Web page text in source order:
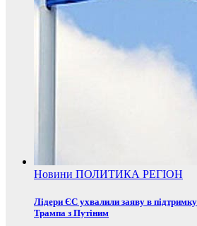
Новини ПОЛИТИКА РЕГІОН
Лідери ЄС ухвалили заяву в
Трампа з Путіним